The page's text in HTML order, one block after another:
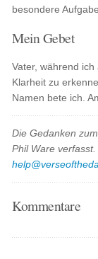
besondere
Mein Gebet
Vater, während
Klarheit zu
Namen bete ich.
Die Gedanken
Phil Ware
Kommentare